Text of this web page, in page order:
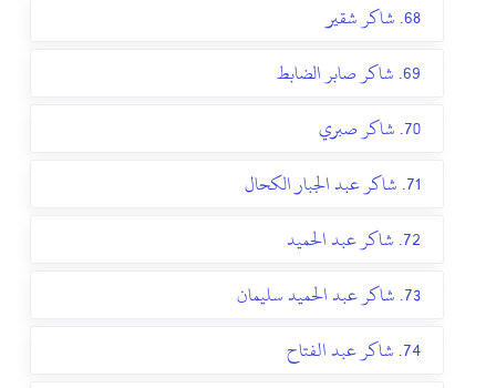
68. شاكر شقير
69. شاكر صابر الضابط
70. شاكر صبري
71. شاكر عبد الجبار الكحال
72. شاكر عبد الحميد
73. شاكر عبد الحميد سليمان
74. شاكر عبد الفتاح